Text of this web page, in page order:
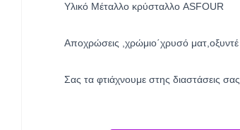
Υλικό Μέταλλο κρύσταλλο ASFOUR
Αποχρώσεις ,χρώμιο΄χρυσό ματ,οξυντέ
Σας τα φτιάχνουμε στης διαστάσεις σας